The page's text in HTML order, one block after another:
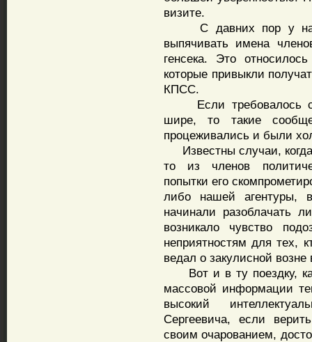
визите.
С давних пор у нас
выпячивать имена
генсека. Это
которые привыкли
КПСС.
Если требовалось
шире, то такие
процеживались и были
Известны случаи,
то из членов
попытки его
либо нашей агентуры,
начинали разоблачать
возникало чувство
неприятностям для тех,
ведал о закулисной возне
Вот и в ту поездку,
массовой информации
высокий
Сергеевича, если
своим очарованием,